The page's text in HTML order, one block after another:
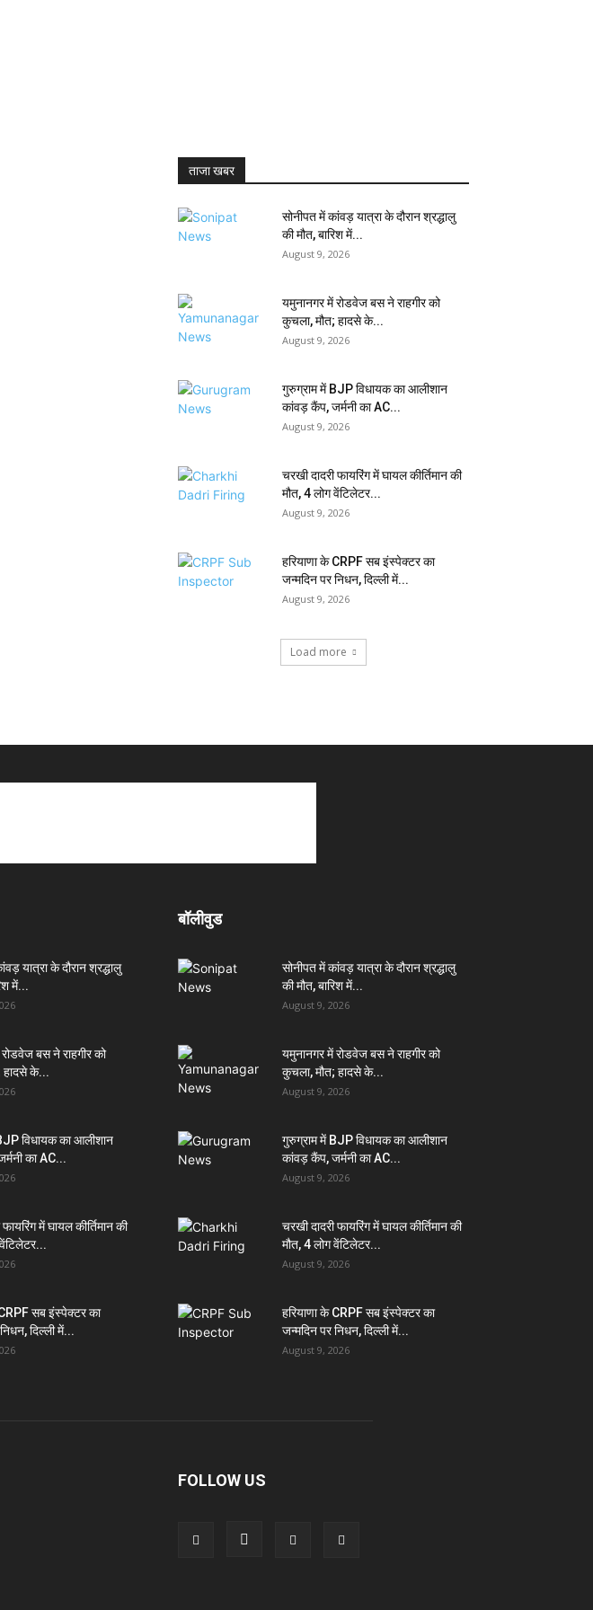
ताजा खबर
सोनीपत में कांवड़ यात्रा के दौरान श्रद्धालु
की मौत, बारिश में...
August 9, 2026
यमुनानगर में रोडवेज बस ने राहगीर को
कुचला, मौत; हादसे के...
August 9, 2026
गुरुग्राम में BJP विधायक का आलीशान
कांवड़ कैंप, जर्मनी का AC...
August 9, 2026
चरखी दादरी फायरिंग में घायल कीर्तिमान की
मौत, 4 लोग वेंटिलेटर...
August 9, 2026
हरियाणा के CRPF सब इंस्पेक्टर का
जन्मदिन पर निधन, दिल्ली में...
August 9, 2026
Load more
यात्रा के दौरान श्रद्धालु
में...
बस ने राहगीर को
हादसे के...
विधायक का आलीशान
का AC...
में घायल कीर्तिमान की
सब इंस्पेक्टर का
दिल्ली में...
बॉलीवुड
सोनीपत में कांवड़ यात्रा के दौरान श्रद्धालु
की मौत, बारिश में...
August 9, 2026
यमुनानगर में रोडवेज बस ने राहगीर को
कुचला, मौत; हादसे के...
August 9, 2026
गुरुग्राम में BJP विधायक का आलीशान
कांवड़ कैंप, जर्मनी का AC...
August 9, 2026
चरखी दादरी फायरिंग में घायल कीर्तिमान की
मौत, 4 लोग वेंटिलेटर...
August 9, 2026
हरियाणा के CRPF सब इंस्पेक्टर का
जन्मदिन पर निधन, दिल्ली में...
August 9, 2026
FOLLOW US